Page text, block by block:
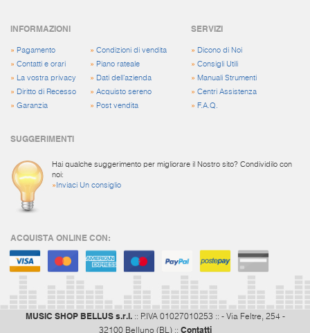
INFORMAZIONI
» Pagamento
» Contatti e orari
» La vostra privacy
» Diritto di Recesso
» Garanzia
» Condizioni di vendita
» Piano rateale
» Dati dell'azienda
» Acquisto sereno
» Post vendita
SERVIZI
» Dicono di Noi
»Consigli Utili
» Manuali Strumenti
»Centri Assistenza
» F.A.Q.
SUGGERIMENTI
Hai qualche suggerimento per migliorare il Nostro sito? Condividilo con
noi:
» Inviaci Un consiglio
ACQUISTA ONLINE CON:
MUSIC SHOP BELLUS s.r.l.:: P.IVA 01027010253 :: - Via Feltre, 254 -
32100 Belluno (BL) :: Contatti